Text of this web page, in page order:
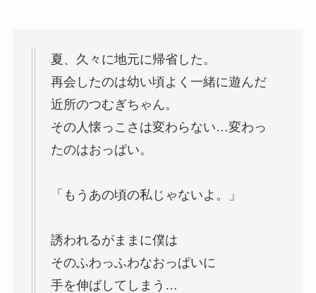
夏、久々に地元に帰省した。
再会したのは幼い頃よく一緒に遊んだ
近所のつむぎちゃん。
その人懐っこさは変わらない…変わっ
たのはおっぱい。
「もうあの頃の私じゃないよ。」
誘われるがままに僕は
そのふわっふわなおっぱいに
手を伸ばしてしまう…